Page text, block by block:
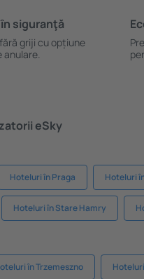
siguranţă
griji cu opțiune
anulare.
eSky
Hoteluri în Praga Hoteluri
Hoteluri în Stare Hamry
în Trzemeszno